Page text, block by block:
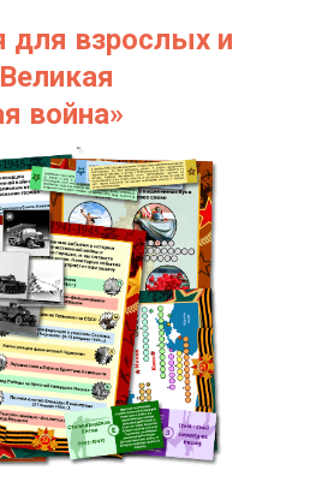
для взрослых и
война»